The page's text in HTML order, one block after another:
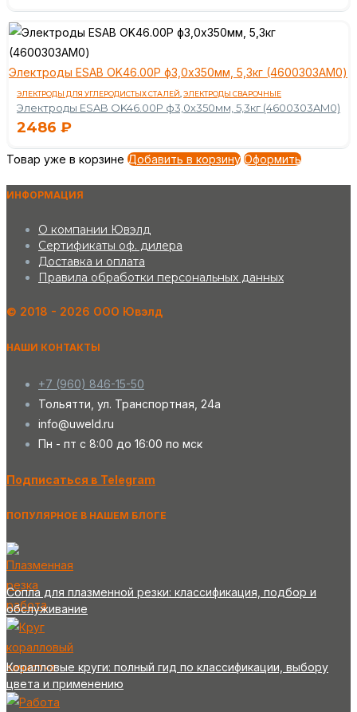
Электроды ESAB OK46.00P ф3,0х350мм, 5,3кг (4600303AM0)
ЭЛЕКТРОДЫ ДЛЯ УГЛЕРОДИСТЫХ СТАЛЕЙ ЭЛЕКТРОДЫ СВАРОЧНЫЕ
Электроды ESAB OK46.00P ф3,0х350мм, 5,3кг (4600303AM0)
2486 ₽
Товар уже в корзине Добавить в корзину Оформить
ИНФОРМАЦИЯ
О компании Ювэлд
Сертификаты оф. дилера
Доставка и оплата
Правила обработки персональных данных
©️ 2018 - 2026 ООО Ювэлд
НАШИ КОНТАКТЫ
+7 (960) 846-15-50
Тольятти, ул. Транспортная, 24а
info@uweld.ru
Пн - пт с 8:00 до 16:00 по мск
Подписаться в Telegram
ПОПУЛЯРНОЕ В НАШЕМ БЛОГЕ
Сопла для плазменной резки: классификация, подбор и
обслуживание
Коралловые круги: полный гид по классификации, выбору
цвета и применению